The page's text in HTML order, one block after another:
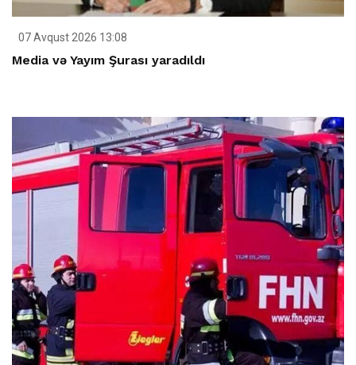
07 Avqust 2026 13:08
Media və Yayım Şurası yaradıldı